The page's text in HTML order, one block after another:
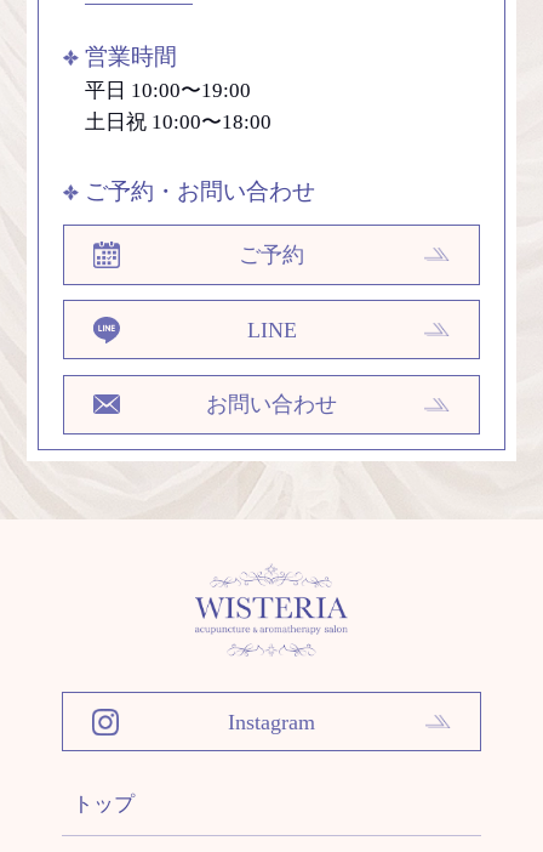
営業時間
平日 10:00〜19:00
土日祝 10:00〜18:00
ご予約・お問い合わせ
ご予約
LINE
お問い合わせ
Instagram
トップ